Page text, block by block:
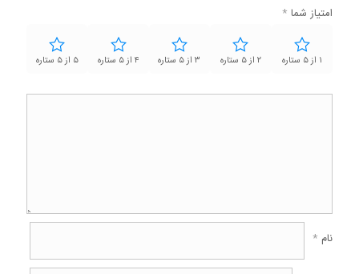
امتیاز شما *
۱ از ۵ ستاره ۲ از ۵ ستاره ۳ از ۵ ستاره ۴ از ۵ ستاره ۵ از ۵ ستاره
نام *